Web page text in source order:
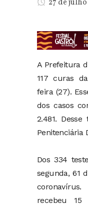
27 de
A Prefeitura
117 curas
feira (27).
dos casos
2.481.
Penitenciária
Dos 334
segunda, 61
recebeu 15